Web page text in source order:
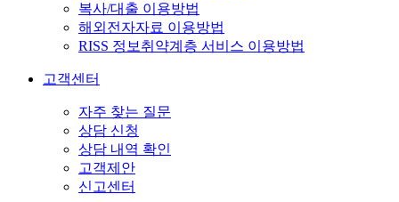
복사/대출 이용방법
해외전자자료 이용방법
RISS 정보취약계층 서비스 이용방법
고객센터
자주 찾는 질문
상담 신청
상담 내역 확인
고객제안
신고센터